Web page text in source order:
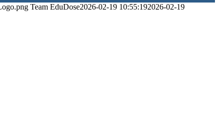
Team EduDose2026-02-19 10:55:192026-02-19